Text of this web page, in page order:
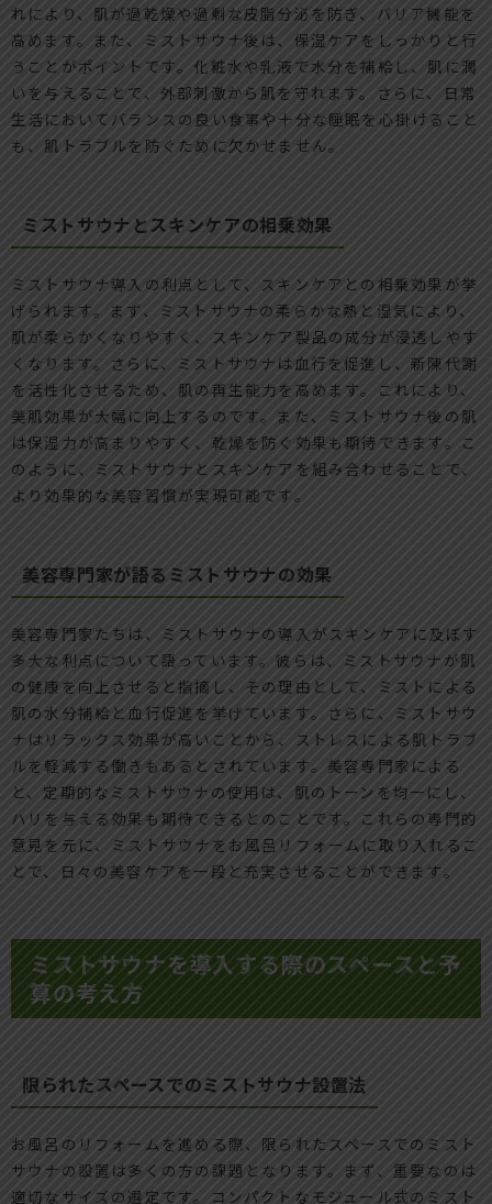
れにより、肌が過乾燥や過剰な皮脂分泌を防ぎ、バリア機能を
高めます。また、ミストサウナ後は、保湿ケアをしっかりと行
うことがポイントです。化粧水や乳液で水分を補給し、肌に潤
いを与えることで、外部刺激から肌を守れます。さらに、日常
生活においてバランスの良い食事や十分な睡眠を心掛けること
も、肌トラブルを防ぐために欠かせません。
ミストサウナとスキンケアの相乗効果
ミストサウナ導入の利点として、スキンケアとの相乗効果が挙
げられます。まず、ミストサウナの柔らかな熱と湿気により、
肌が柔らかくなりやすく、スキンケア製品の成分が浸透しやす
くなります。さらに、ミストサウナは血行を促進し、新陳代謝
を活性化させるため、肌の再生能力を高めます。これにより、
美肌効果が大幅に向上するのです。また、ミストサウナ後の肌
は保湿力が高まりやすく、乾燥を防ぐ効果も期待できます。こ
のように、ミストサウナとスキンケアを組み合わせることで、
より効果的な美容習慣が実現可能です。
美容専門家が語るミストサウナの効果
美容専門家たちは、ミストサウナの導入がスキンケアに及ぼす
多大な利点について語っています。彼らは、ミストサウナが肌
の健康を向上させると指摘し、その理由として、ミストによる
肌の水分補給と血行促進を挙げています。さらに、ミストサウ
ナはリラックス効果が高いことから、ストレスによる肌トラブ
ルを軽減する働きもあるとされています。美容専門家による
と、定期的なミストサウナの使用は、肌のトーンを均一にし、
ハリを与える効果も期待できるとのことです。これらの専門的
意見を元に、ミストサウナをお風呂リフォームに取り入れるこ
とで、日々の美容ケアを一段と充実させることができます。
ミストサウナを導入する際のスペースと予
算の考え方
限られたスペースでのミストサウナ設置法
お風呂のリフォームを進める際、限られたスペースでのミスト
サウナの設置は多くの方の課題となります。まず、重要なのは
適切なサイズの選定です。コンパクトなモジュール式のミスト